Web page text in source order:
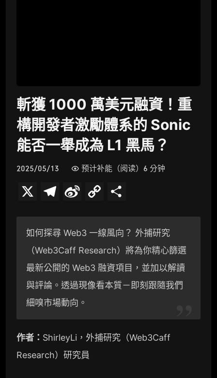
斬獲 1000 萬美元融資！重
構開發者激勵體系的 Sonic
能否一舉成為 L1 黑馬？
2025/05/13 预计补能（阅读）6 分钟
l
e
g
r
a
m
n
a
W
e
i
b
o
p
y
L
i
k
如何探尋 Web3 一線風向？ 外捕研究
（Web3Caff Research）將為你精心篩選
最新公開的 Web3 融資項目，並加以解讀
與評論。透過現像看本質－即刻跟隨我們
細嗅市場動向。
作者： ShirleyLi，外捕研究（Web3Caff
Research）研究員